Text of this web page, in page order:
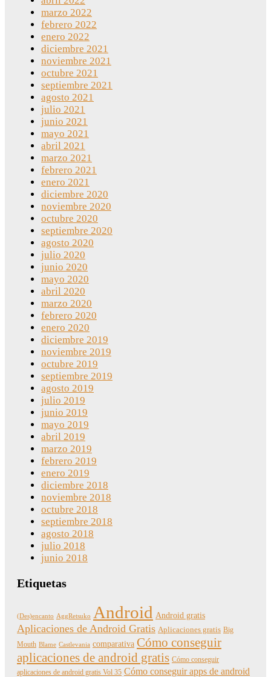
marzo 2022
febrero 2022
enero 2022
diciembre 2021
noviembre 2021
octubre 2021
septiembre 2021
agosto 2021
julio 2021
junio 2021
mayo 2021
abril 2021
marzo 2021
febrero 2021
enero 2021
diciembre 2020
noviembre 2020
octubre 2020
septiembre 2020
agosto 2020
julio 2020
junio 2020
mayo 2020
abril 2020
marzo 2020
febrero 2020
enero 2020
diciembre 2019
noviembre 2019
octubre 2019
septiembre 2019
agosto 2019
julio 2019
junio 2019
mayo 2019
abril 2019
marzo 2019
febrero 2019
enero 2019
diciembre 2018
noviembre 2018
octubre 2018
septiembre 2018
agosto 2018
julio 2018
junio 2018
Etiquetas
(Des)encanto AggRetsuko Android Android gratis
Aplicaciones de Android Gratis Aplicaciones gratis Big
Mouth Blame Castlevania comparativa Cómo conseguir
aplicaciones de android gratis Cómo conseguir
aplicaciones de android gratis Vol 35 Cómo conseguir apps de android